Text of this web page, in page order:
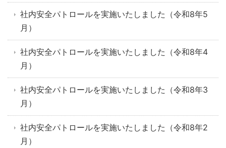
社内安全パトロールを実施いたしました（令和8年5
月）
社内安全パトロールを実施いたしました（令和8年4
月）
社内安全パトロールを実施いたしました（令和8年3
月）
社内安全パトロールを実施いたしました（令和8年2
月）